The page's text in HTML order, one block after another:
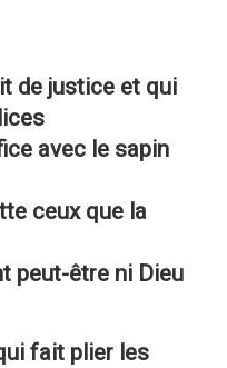
de justice et qui
avec le sapin
ceux que la
peut-être ni Dieu
fait plier les